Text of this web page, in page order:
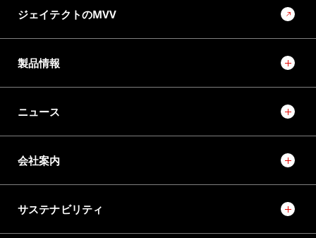
ジェイテクトのMVV
製品情報
ニュース
会社案内
サステナビリティ